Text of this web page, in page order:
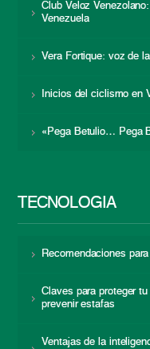
Club Veloz
Venezuela
Vera Fortique: voz de
Inicios del ciclismo en
«Pega Betulio… Pega
TECNOLOGÍA
Recomendaciones
Claves para proteger
prevenir estafas
Ventajas de la